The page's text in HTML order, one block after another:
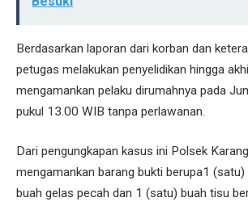
Berdasarkan laporan dari korban dan
petugas melakukan penyelidikan hingga
mengamankan pelaku dirumahnya pada
pukul 13.00 WIB tanpa perlawanan.
Dari pengungkapan kasus ini Polsek
mengamankan barang bukti berupa1
buah gelas pecah dan 1 (satu) buah tisu